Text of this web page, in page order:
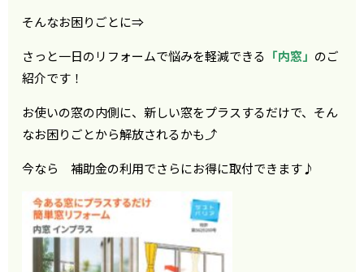
そんなお困りごとに⇒
さっと一日のリフォームで悩みを軽減できる 「内窓」 のご
紹介です！
お使いの窓の内側に、新しい窓をプラスするだけで、そん
なお困りごとから解放されるかも⤴
今なら 補助金の利用でさらにお得に取付できます♪